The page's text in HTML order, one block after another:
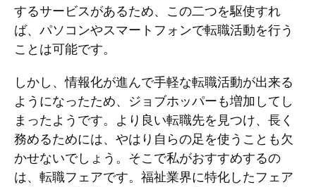
するサービスがあるため、この二つを駆使すれ
ば、パソコンやスマートフォンで転職活動を行う
ことは可能です。
しかし、情報化が進んで手軽な転職活動が出来る
ようになったため、ジョブホッパーも増加してし
まったようです。より良い転職先を見つけ、長く
務めるためには、やはり自らの足を使うことも欠
かせないでしょう。そこで私がおすすめするの
は、転職フェアです。福祉業界に特化したフェア